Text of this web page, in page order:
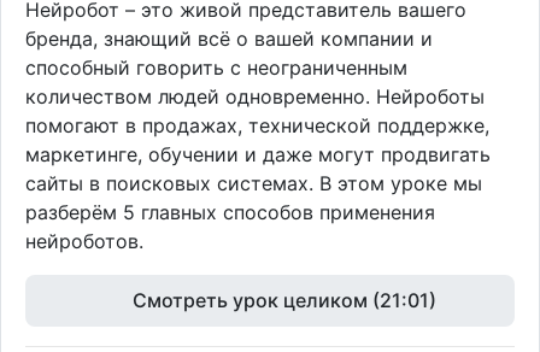
Нейробот – это живой представитель вашего
бренда, знающий всё о вашей компании и
способный говорить с неограниченным
количеством людей одновременно. Нейроботы
помогают в продажах, технической поддержке,
маркетинге, обучении и даже могут продвигать
сайты в поисковых системах. В этом уроке мы
разберём 5 главных способов применения
нейроботов.
Смотреть урок целиком (21:01)